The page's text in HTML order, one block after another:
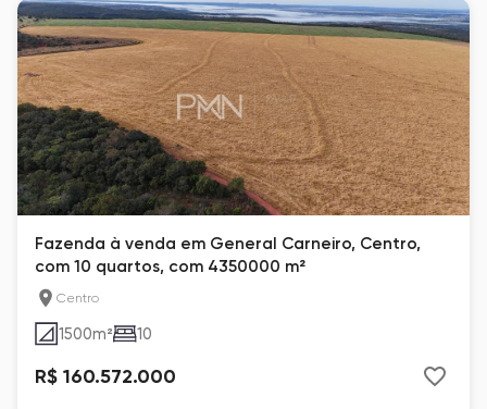
Fazenda à venda em General Carneiro, Centro,
com 10 quartos, com 4350000 m²
Centro
1500m² 10
R$ 160.572.000